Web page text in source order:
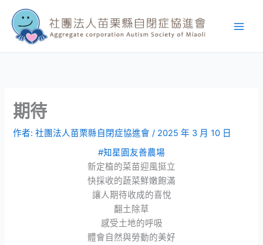
期待
作者:社團法人苗栗縣自閉症協進會/ 2025 年 3 月 10 日
#知星園友善農場
新定植的菜苗迎風挺立
快採收的蔬菜鮮嫩飽滿
讓人期待收成的喜悅
翻土除草
感受土地的呼吸
體會自然與勞動的美好